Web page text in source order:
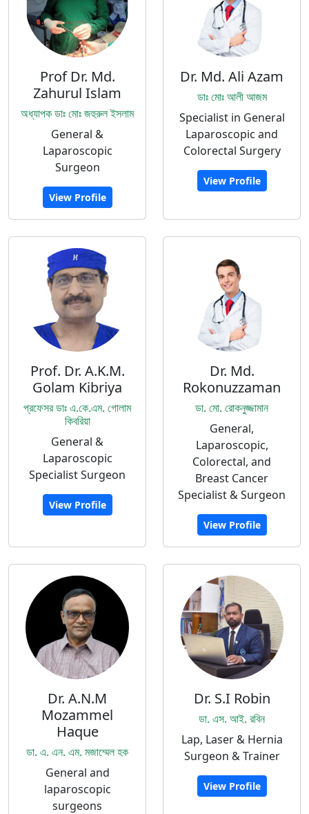
Prof Dr. Md.
Zahurul Islam
অধ্যাপক ডাঃ মোঃ জহুরুল ইসলাম
General &
Laparoscopic
Surgeon
View Profile
Dr. Md. Ali Azam
ডাঃ মোঃ আলী আজম
Specialist in General
Laparoscopic and
Colorectal Surgery
View Profile
Prof. Dr. A.K.M.
Golam Kibriya
প্রফেসর ডাঃ এ.কে.এম. গোলাম
কিবরিয়া
General &
Laparoscopic
Specialist Surgeon
View Profile
Dr. Md.
Rokonuzzaman
ডা. মো. রোকনুজ্জামান
General,
Laparoscopic,
Colorectal, and
Breast Cancer
Specialist & Surgeon
View Profile
Dr. A.N.M
Mozammel
Haque
ডা. এ. এন. এম. মজাম্মেল হক
General and
laparoscopic
surgeons
Dr. S.I Robin
ডা. এস. আই. রবিন
Lap, Laser & Hernia
Surgeon & Trainer
View Profile